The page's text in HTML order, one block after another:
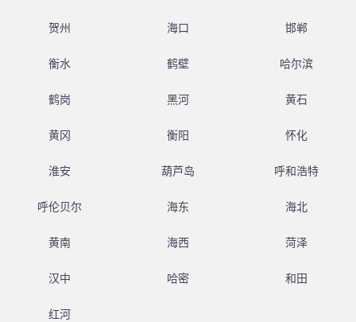
贺州 海口 邯郸
衡水 鹤壁 哈尔滨
鹤岗 黑河 黄石
黄冈 衡阳 怀化
淮安 葫芦岛 呼和浩特
呼伦贝尔 海东 海北
黄南 海西 菏泽
汉中 哈密 和田
红河